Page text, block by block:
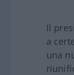
Il
a
una